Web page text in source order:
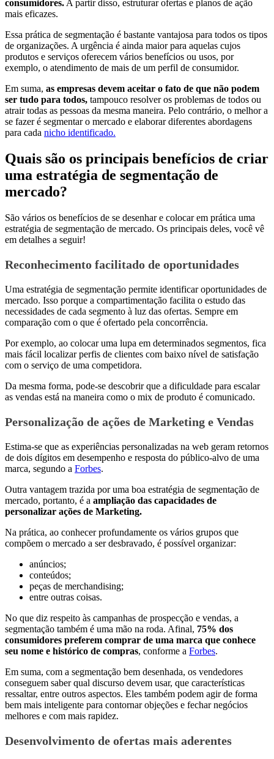
consumidores. A partir disso, estruturar ofertas e planos de ação
mais eficazes.
Essa prática de segmentação é bastante vantajosa para todos os tipos
de organizações. A urgência é ainda maior para aquelas cujos
produtos e serviços oferecem vários benefícios ou usos, por
exemplo, o atendimento de mais de um perfil de consumidor.
Em suma, as empresas devem aceitar o fato de que não podem
ser tudo para todos, tampouco resolver os problemas de todos ou
atrair todas as pessoas da mesma maneira. Pelo contrário, o melhor a
se fazer é segmentar o mercado e elaborar diferentes abordagens
para cada nicho identificado.
Quais são os principais benefícios de criar
uma estratégia de segmentação de
mercado?
São vários os benefícios de se desenhar e colocar em prática uma
estratégia de segmentação de mercado. Os principais deles, você vê
em detalhes a seguir!
Reconhecimento facilitado de oportunidades
Uma estratégia de segmentação permite identificar oportunidades de
mercado. Isso porque a compartimentação facilita o estudo das
necessidades de cada segmento à luz das ofertas. Sempre em
comparação com o que é ofertado pela concorrência.
Por exemplo, ao colocar uma lupa em determinados segmentos, fica
mais fácil localizar perfis de clientes com baixo nível de satisfação
com o serviço de uma competidora.
Da mesma forma, pode-se descobrir que a dificuldade para escalar
as vendas está na maneira como o mix de produto é comunicado.
Personalização de ações de Marketing e Vendas
Estima-se que as experiências personalizadas na web geram retornos
de dois dígitos em desempenho e resposta do público-alvo de uma
marca, segundo a Forbes.
Outra vantagem trazida por uma boa estratégia de segmentação de
mercado, portanto, é a ampliação das capacidades de
personalizar ações de Marketing.
Na prática, ao conhecer profundamente os vários grupos que
compõem o mercado a ser desbravado, é possível organizar:
anúncios;
conteúdos;
peças de merchandising;
entre outras coisas.
No que diz respeito às campanhas de prospecção e vendas, a
segmentação também é uma mão na roda. Afinal, 75% dos
consumidores preferem comprar de uma marca que conhece
seu nome e histórico de compras, conforme a Forbes.
Em suma, com a segmentação bem desenhada, os vendedores
conseguem saber qual discurso devem usar, que características
ressaltar, entre outros aspectos. Eles também podem agir de forma
bem mais inteligente para contornar objeções e fechar negócios
melhores e com mais rapidez.
Desenvolvimento de ofertas mais aderentes